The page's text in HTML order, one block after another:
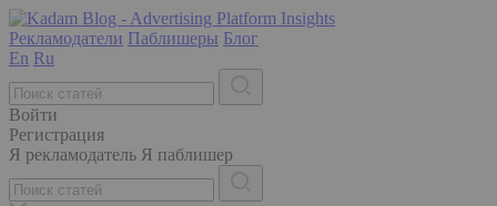
Рекламодатели Паблишеры Блог
En Ru
Войти
Регистрация
Я рекламодатель Я паблишер